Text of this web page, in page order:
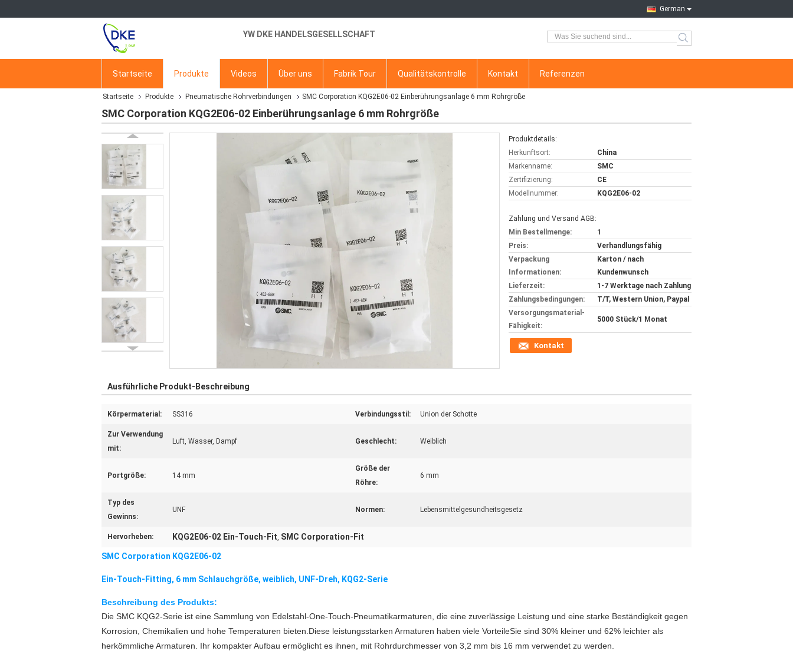
German
YW DKE HANDELSGESELLSCHAFT
Startseite Produkte Videos Über uns Fabrik Tour Qualitätskontrolle Kontakt Referenzen
Startseite Produkte Pneumatische Rohrverbindungen SMC Corporation KQG2E06-02 Einberührungsanlage 6 mm Rohrgröße
SMC Corporation KQG2E06-02 Einberührungsanlage 6 mm Rohrgröße
Produktdetails:
Herkunftsort:
China
Markenname:
SMC
Zertifizierung:
CE
Modellnummer:
KQG2E06-02
Zahlung und Versand AGB:
Min Bestellmenge:
1
Preis:
Verhandlungsfähig
Verpackung
Informationen:
Karton / nach
Kundenwunsch
Lieferzeit:
1-7 Werktage nach Zahlung
Zahlungsbedingungen:
T/T, Western Union, Paypal
Versorgungsmaterial-
Fähigkeit:
5000 Stück/1 Monat
Kontakt
Ausführliche Produkt-Beschreibung
Körpermaterial: SS316 Verbindungsstil: Union der Schotte
Zur Verwendung
mit:
Luft, Wasser, Dampf Geschlecht: Weiblich
Portgröße: 14 mm
Größe der
Röhre:
6 mm
Typ des
Gewinns:
UNF Normen: Lebensmittelgesundheitsgesetz
Hervorheben: KQG2E06-02 Ein-Touch-Fit, SMC Corporation-Fit
SMC Corporation KQG2E06-02
Ein-Touch-Fitting, 6 mm Schlauchgröße, weiblich, UNF-Dreh, KQG2-Serie
Beschreibung des Produkts:
Die SMC KQG2-Serie ist eine Sammlung von Edelstahl-One-Touch-Pneumatikarmaturen, die eine zuverlässige Leistung und eine starke Beständigkeit gegen
Korrosion, Chemikalien und hohe Temperaturen bieten.Diese leistungsstarken Armaturen haben viele VorteileSie sind 30% kleiner und 62% leichter als
herkömmliche Armaturen. Ihr kompakter Aufbau ermöglicht es ihnen, mit Rohrdurchmesser von 3,2 mm bis 16 mm verwendet zu werden.